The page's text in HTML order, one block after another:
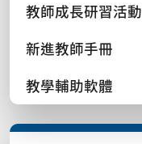
教師成長研習活動
新進教師手冊
教學輔助軟體